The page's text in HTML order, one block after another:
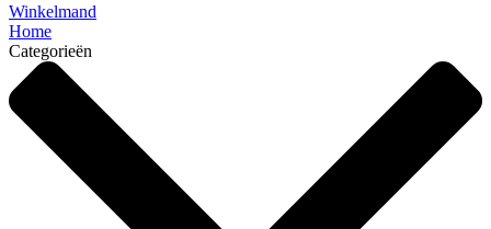
Winkelmand
Home
Categorieën